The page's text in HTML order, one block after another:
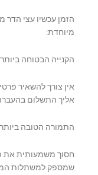
הזמן עכשיו עצי הדר
מיוחדת:
הקנייה הבטוחה
אין צורך להשאיר
אליך התשלום
התמורה הטובה
חסוך משמעותית את
שמספק למשתלות